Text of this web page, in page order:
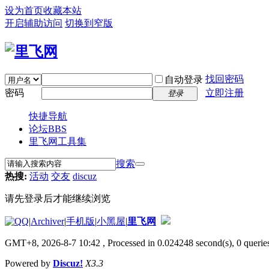
设为首页收藏本站
开启辅助访问 切换到窄版
自动登录 找回密码
密码
登录 立即注册
快捷导航
论坛BBS
里飞网工具集
搜索
热搜: 活动 交友 discuz
请先登录后才能继续浏览
|Archiver|手机版|小黑屋|里飞网
GMT+8, 2026-8-7 10:42 , Processed in 0.024248 second(s), 0
Powered by Discuz! X3.3